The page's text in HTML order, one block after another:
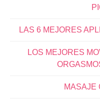
LAS 6 MEJORES
LOS MEJORES
MASAJE